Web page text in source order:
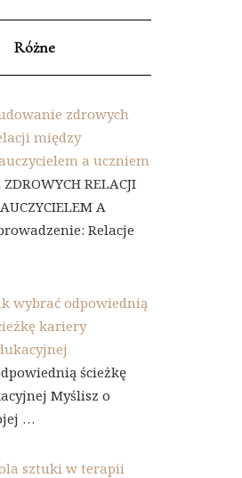
Różne
zdrowych
między
a uczniem
RELACJI
A
Relacje
wybrać odpowiednią
kariery
ścieżkę
Myślisz o
…
sztuki w terapii